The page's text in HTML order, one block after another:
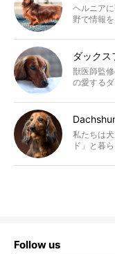
ヘルニア
野で情報を
ダック
獣医師監
の愛する
私たちは
ド」と暮
Follow us